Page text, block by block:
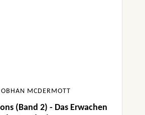
MCDERMOTT
(Band 2) - Das Erwachen